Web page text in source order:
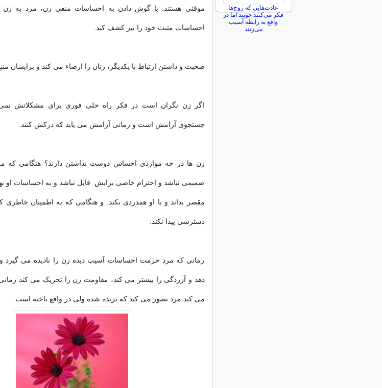
موقتی هستند. با گوش دادن به احساسات منفی زن، مرد به
احساسات مثبت خود را نیز کشف کند.
صحبت و داشتن ارتباط با یکدیگر، زنان را ارضاء می کند و برایشان
اگر زن نگران است در فکر راه حلی فوری برای مشکلاتش
جستجوی آرامش است و زمانی آرامش می یابد که درکش کنند.
زن ها در چه مواردی احساس دوست نداشتن دارند؟ هنگامی که
صمیمی نباشد و احترام خاصی برایش قایل نباشد و به احساسات او
مقصر بداند و با او همدردی نکند. و هنگامی که به اطمینان
دسترسی پیدا نکند.
زمانی که مرد حرمت احساسات آسیب دیده زن را نادیده می گیرد و
دهد و آزردگی را بیشتر می کند، مقاومت زن را تحریک می کند
می کند مرد تصور می کند که برنده شده ولی در واقع باخته است.
عادت‌هایی که زوج‌ها
فکر می‌کنند خوبند اما در
واقع به رابطه آسیب
می‌زنند